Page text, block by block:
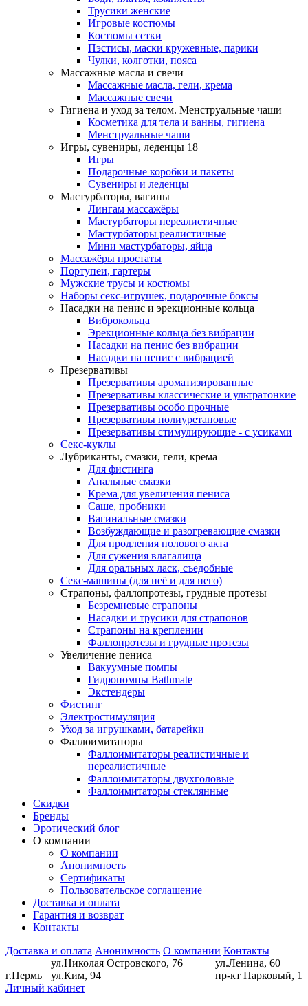
Трусики женские
Игровые костюмы
Костюмы сетки
Пэстисы, маски кружевные, парики
Чулки, колготки, пояса
Массажные масла и свечи
Массажные масла, гели, крема
Массажные свечи
Гигиена и уход за телом. Менструальные чаши
Косметика для тела и ванны, гигиена
Менструальные чаши
Игры, сувениры, леденцы 18+
Игры
Подарочные коробки и пакеты
Сувениры и леденцы
Мастурбаторы, вагины
Лингам массажёры
Мастурбаторы нереалистичные
Мастурбаторы реалистичные
Мини мастурбаторы, яйца
Массажёры простаты
Портупеи, гартеры
Мужские трусы и костюмы
Наборы секс-игрушек, подарочные боксы
Насадки на пенис и эрекционные кольца
Виброкольца
Эрекционные кольца без вибрации
Насадки на пенис без вибрации
Насадки на пенис с вибрацией
Презервативы
Презервативы ароматизированные
Презервативы классические и ультратонкие
Презервативы особо прочные
Презервативы полиуретановые
Презервативы стимулирующие - с усиками
Секс-куклы
Лубриканты, смазки, гели, крема
Для фистинга
Анальные смазки
Крема для увеличения пениса
Саше, пробники
Вагинальные смазки
Возбуждающие и разогревающие смазки
Для продления полового акта
Для сужения влагалища
Для оральных ласк, съедобные
Секс-машины (для неё и для него)
Страпоны, фаллопротезы, грудные протезы
Безремневые страпоны
Насадки и трусики для страпонов
Страпоны на креплении
Фаллопротезы и грудные протезы
Увеличение пениса
Вакуумные помпы
Гидропомпы Bathmate
Экстендеры
Фистинг
Электростимуляция
Уход за игрушками, батарейки
Фаллоимитаторы
Фаллоимитаторы реалистичные и
нереалистичные
Фаллоимитаторы двухголовые
Фаллоимитаторы стеклянные
Скидки
Бренды
Эротический блог
О компании
О компании
Анонимность
Сертификаты
Пользовательское соглашение
Доставка и оплата
Гарантия и возврат
Контакты
Доставка и оплата Анонимность О компании Контакты
г.Пермь
ул.Николая Островского, 76
ул.Ким, 94
ул.Ленина, 60
пр-кт Парковый, 1
Личный кабинет